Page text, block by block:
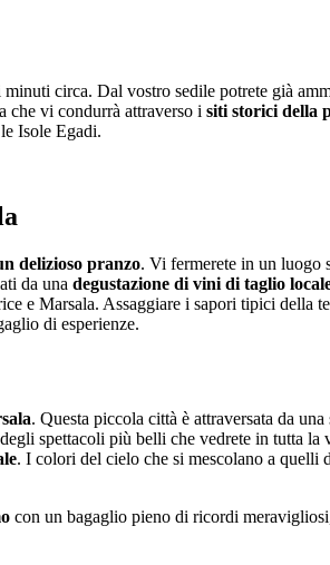
circa. Dal vostro sedile potrete già
che vi condurrà attraverso i siti storici della
Isole Egadi.
delizioso pranzo. Vi fermerete in un luogo
da una degustazione di vini di taglio
e Marsala. Assaggiare i sapori tipici della
di esperienze.
. Questa piccola città è attraversata da
spettacoli più belli che vedrete in tutta la
. I colori del cielo che si mescolano a quelli
con un bagaglio pieno di ricordi